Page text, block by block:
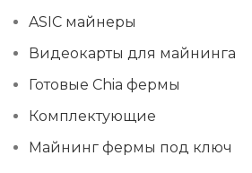
ASIC майнеры
Видеокарты для майнинга
Готовые Chia фермы
Комплектующие
Майнинг фермы под ключ